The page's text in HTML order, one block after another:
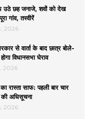
उठे छह जनाजे, शवों को देख
गांव, तस्वीरें
2026
से वार्ता के बाद छात्र बोले-
विधानसभा घेराव
2026
रास्ता साफ: पहली बार चार
की अधिसूचना
2026